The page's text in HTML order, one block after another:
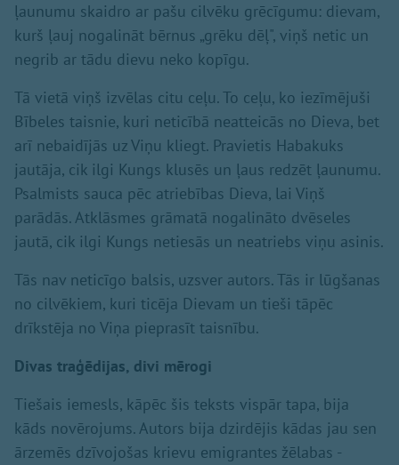
ļaunumu skaidro ar pašu cilvēku grēcīgumu: dievam,
kurš ļauj nogalināt bērnus „grēku dēļ", viņš netic un
negrib ar tādu dievu neko kopīgu.
Tā vietā viņš izvēlas citu ceļu. To ceļu, ko iezīmējuši
Bībeles taisnie, kuri neticībā neatteicās no Dieva, bet
arī nebaidījās uz Viņu kliegt. Pravietis Habakuks
jautāja, cik ilgi Kungs klusēs un ļaus redzēt ļaunumu.
Psalmists sauca pēc atriebības Dieva, lai Viņš
parādās. Atklāsmes grāmatā nogalināto dvēseles
jautā, cik ilgi Kungs netiesās un neatriebs viņu asinis.
Tās nav neticīgo balsis, uzsver autors. Tās ir lūgšanas
no cilvēkiem, kuri ticēja Dievam un tieši tāpēc
drīkstēja no Viņa pieprasīt taisnību.
Divas traģēdijas, divi mērogi
Tiešais iemesls, kāpēc šis teksts vispār tapa, bija
kāds novērojums. Autors bija dzirdējis kādas jau sen
ārzemēs dzīvojošas krievu emigrantes žēlabas -